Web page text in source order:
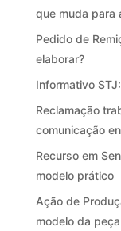
que muda para
Pedido de
elaborar?
Informativo
Reclamação
comunicação
Recurso em
modelo prático
Ação de
modelo da peça